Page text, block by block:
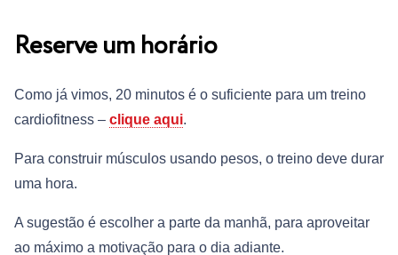
Reserve um horário
Como já vimos, 20 minutos é o suficiente para um treino
cardiofitness – clique aqui.
Para construir músculos usando pesos, o treino deve durar
uma hora.
A sugestão é escolher a parte da manhã, para aproveitar
ao máximo a motivação para o dia adiante.